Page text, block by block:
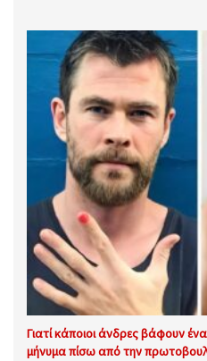
Γιατί κάποιοι άνδρες βάφουν
μήνυμα πίσω από την